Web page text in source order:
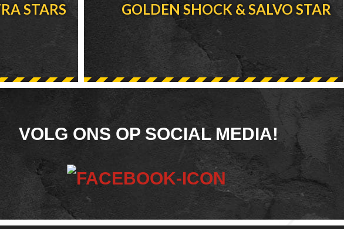
STARS GOLDEN SHOCK & SALVO STAR
VOLG ONS OP SOCIAL MEDIA!